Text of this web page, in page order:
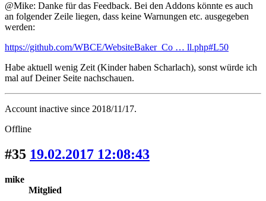
@Mike: Danke für das Feedback. Bei den Addons könnte es auch
an folgender Zeile liegen, dass keine Warnungen etc. ausgegeben
werden:
https://github.com/WBCE/WebsiteBaker_Co … ll.php#L50
Habe aktuell wenig Zeit (Kinder haben Scharlach), sonst würde ich
mal auf Deiner Seite nachschauen.
Account inactive since 2018/11/17.
Offline
#35 19.02.2017 12:08:43
mike
Mitglied